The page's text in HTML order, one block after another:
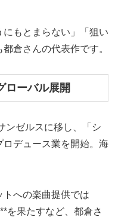
もとまらない」「狙い
倉さんの代表作です。
ローバル展開
ンゼルスに移し、「シ
ロデュース業を開始。海
への楽曲提供では
を果たすなど、都倉さ